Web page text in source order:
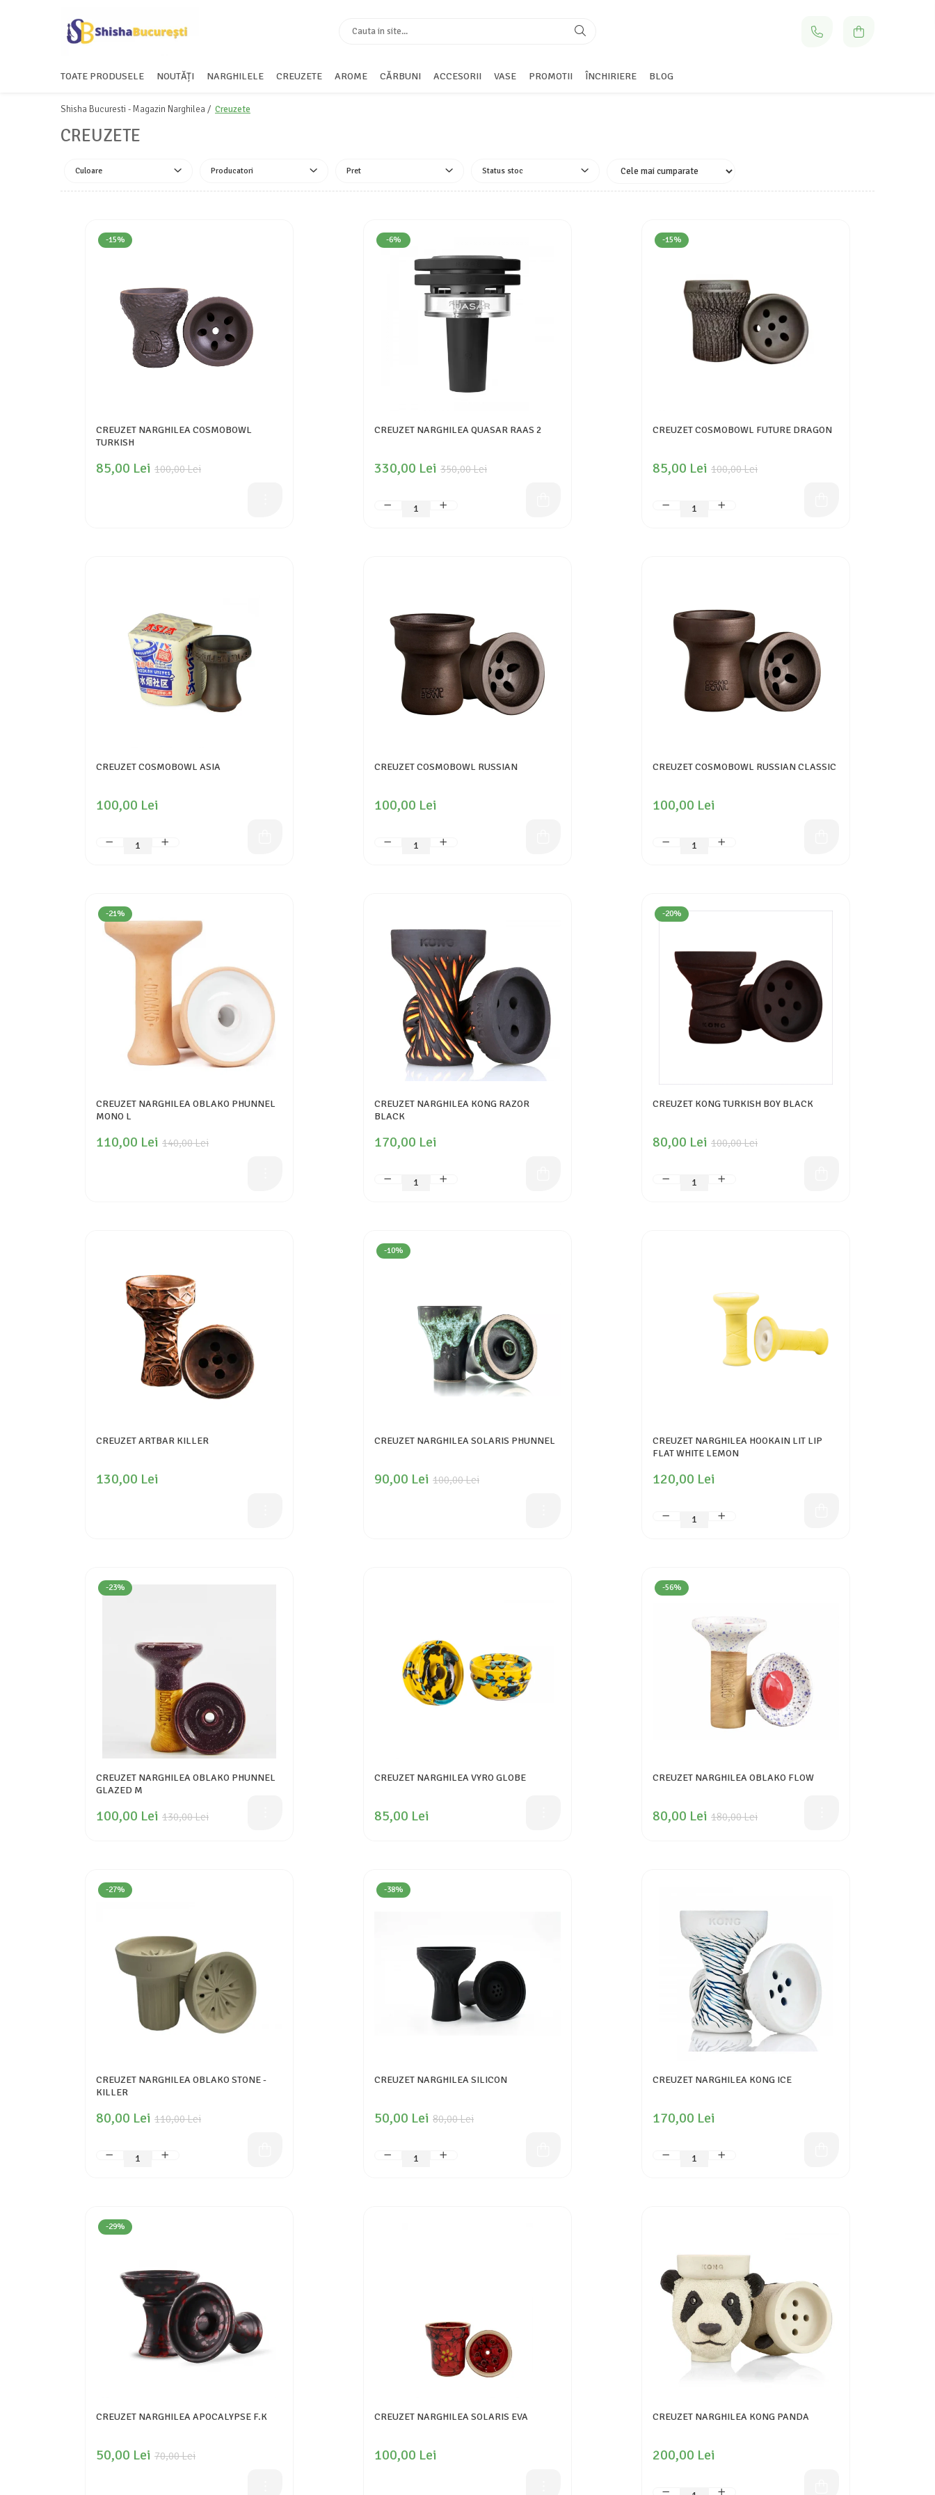
TOATE PRODUSELE NOUTĂȚI NARGHILELE CREUZETE AROME CĂRBUNI ACCESORII VASE PROMOTII ÎNCHIRIERE BLOG
Shisha Bucuresti - Magazin Narghilea / Creuzete
CREUZETE
Culoare Producatori Pret Status stoc
-15%
CREUZET NARGHILEA COSMOBOWL
TURKISH
100,00 Lei
85,00 Lei
-6%
CREUZET NARGHILEA QUASAR RAAS 2
350,00 Lei
330,00 Lei
-15%
CREUZET COSMOBOWL FUTURE DRAGON
100,00 Lei
85,00 Lei
CREUZET COSMOBOWL ASIA
100,00 Lei
CREUZET COSMOBOWL RUSSIAN
100,00 Lei
CREUZET COSMOBOWL RUSSIAN CLASSIC
100,00 Lei
-21%
CREUZET NARGHILEA OBLAKO PHUNNEL
MONO L
140,00 Lei
110,00 Lei
CREUZET NARGHILEA KONG RAZOR
BLACK
170,00 Lei
-20%
CREUZET KONG TURKISH BOY BLACK
100,00 Lei
80,00 Lei
CREUZET ARTBAR KILLER
130,00 Lei
-10%
CREUZET NARGHILEA SOLARIS PHUNNEL
100,00 Lei
90,00 Lei
CREUZET NARGHILEA HOOKAIN LIT LIP
FLAT WHITE LEMON
120,00 Lei
-23%
CREUZET NARGHILEA OBLAKO PHUNNEL
GLAZED M
130,00 Lei
100,00 Lei
CREUZET NARGHILEA VYRO GLOBE
85,00 Lei
-56%
CREUZET NARGHILEA OBLAKO FLOW
180,00 Lei
80,00 Lei
-27%
CREUZET NARGHILEA OBLAKO STONE -
KILLER
110,00 Lei
80,00 Lei
-38%
CREUZET NARGHILEA SILICON
80,00 Lei
50,00 Lei
CREUZET NARGHILEA KONG ICE
170,00 Lei
-29%
CREUZET NARGHILEA APOCALYPSE F.K
70,00 Lei
50,00 Lei
CREUZET NARGHILEA SOLARIS EVA
100,00 Lei
CREUZET NARGHILEA KONG PANDA
200,00 Lei